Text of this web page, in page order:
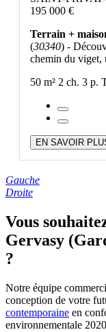
195 000 €
Terrain +
(30340) -
chemin du viget,
50 m² 2 ch. 3 p.
EN SAVOIR
Gauche
Droite
Vous
Gervasy
?
Notre équipe
conception de votre
contemporaine en
environnementale